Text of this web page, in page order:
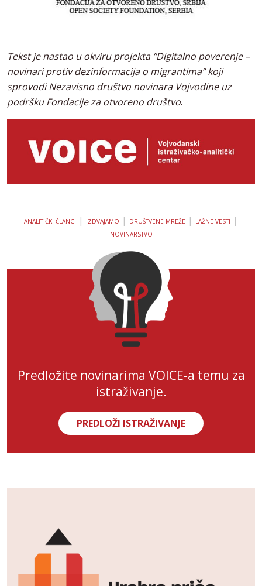
Tekst je nastao u okviru projekta “Digitalno poverenje –
novinari protiv dezinformacija o migrantima” koji
sprovodi Nezavisno društvo novinara Vojvodine uz
podršku Fondacije za otvoreno društvo.
ANALITIČKI ČLANCI | IZDVAJAMO | DRUŠTVENE MREŽE | LAŽNE VESTI |
NOVINARSTVO
Predložite novinarima VOICE-a temu za
istraživanje.
PREDLOŽI ISTRAŽIVANJE